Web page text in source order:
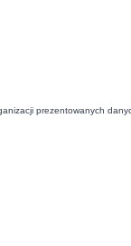
prezentowanych